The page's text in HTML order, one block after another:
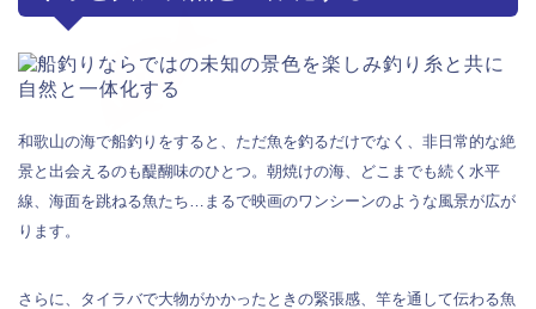
和歌山の海で船釣りをすると、ただ魚を釣るだけでなく、非日常的な絶
景と出会えるのも醍醐味のひとつ。朝焼けの海、どこまでも続く水平
線、海面を跳ねる魚たち…まるで映画のワンシーンのような風景が広が
ります。
さらに、タイラバで大物がかかったときの緊張感、竿を通して伝わる魚